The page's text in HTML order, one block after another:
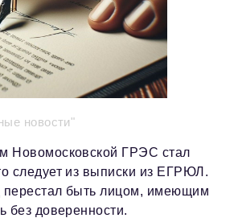
+7 495 727-01-67
редакции:
редакционная подписка
новости"
Новомосковской ГРЭС стал
следует из выписки из ЕГРЮЛ.
быть лицом, имеющим
без доверенности.